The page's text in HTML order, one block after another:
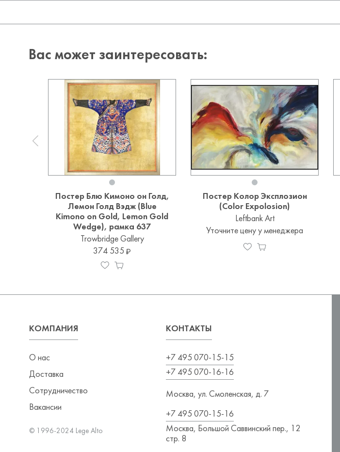
Вас может заинтересовать:
Постер Блю Кимоно он Голд,
Лемон Голд Вэдж (Blue
Kimono on Gold, Lemon Gold
Wedge), рамка 637
Trowbridge Gallery
374 535
Постер Колор Эксплозион
(Color Expolosion)
Leftbank Art
Уточните цену у менеджера
КОМПАНИЯ
О нас
Доставка
Сотрудничество
Вакансии
© 1996-2024 Lege Alto
КОНТАКТЫ
+7 495 070-15-15
+7 495 070-16-16
Москва, ул. Смоленская, д. 7
+7 495 070-15-16
Москва, Большой Саввинский пер., 12
стр. 8